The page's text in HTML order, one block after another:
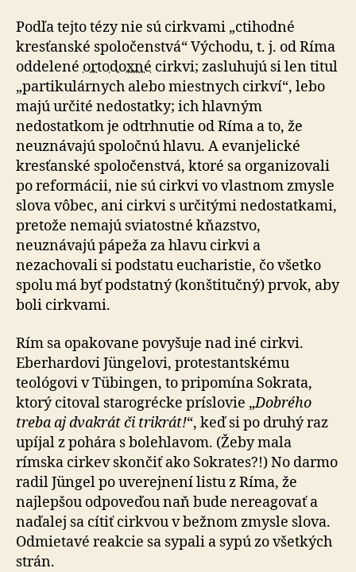
Podľa tejto tézy nie sú cirkvami „ctihodné
kresťanské spoločenstvá“ Východu, t. j. od Ríma
oddelené ortodoxné cirkvi; zasluhujú si len titul
„partikulárnych alebo miestnych cirkví“, lebo
majú určité nedostatky; ich hlavným
nedostatkom je odtrhnutie od Ríma a to, že
neuznávajú spoločnú hlavu. A evanjelické
kresťanské spoločenstvá, ktoré sa organizovali
po reformácii, nie sú cirkvi vo vlastnom zmysle
slova vôbec, ani cirkvi s ur­či­tý­mi nedostatkami,
pretože nemajú sviatostné kňazstvo,
neuznávajú pápeža za hlavu cirkvi a
nezachovali si pod­sta­tu eucharistie, čo všetko
spolu má byť podstatný (kon­šti­tuč­ný) prvok, aby
boli cirkvami.
Rím sa opakovane povyšuje nad iné cirkvi.
Eberhardovi Jüngelovi, protestantskému
teológovi v Tübingen, to pri­po­mí­na Sokrata,
ktorý citoval starogrécke príslovie „Dob­ré­ho
treba aj dvakrát či trikrát!“, keď si po druhý raz
upíjal z pohára s bolehlavom. (Žeby mala
rímska cirkev skončiť ako Sokrates?!) No darmo
radil Jüngel po uverejnení listu z Ríma, že
najlepšou odpoveďou naň bude nereagovať a
naďalej sa cítiť cirkvou v bežnom zmysle slova.
Od­mie­ta­vé reakcie sa sypali a sypú zo všetkých
strán.